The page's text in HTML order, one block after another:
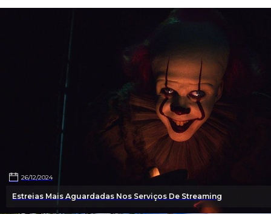
26/12/2024
Estreias Mais Aguardadas Nos Serviços De Streaming